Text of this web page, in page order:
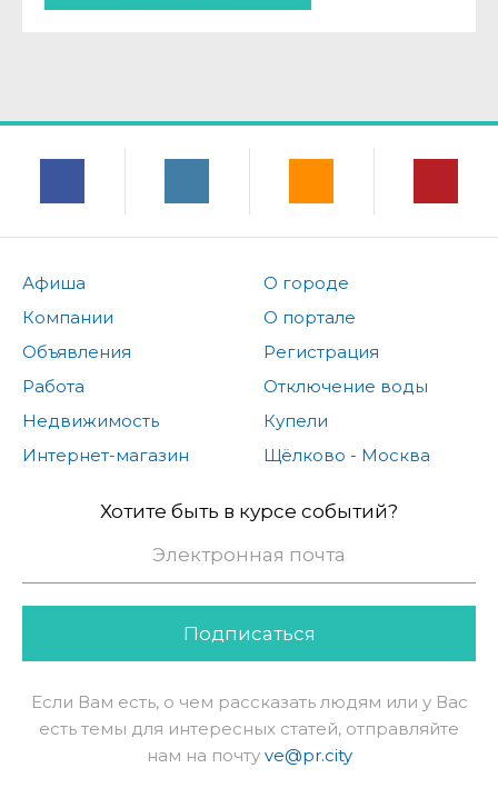
Афиша
Компании
Объявления
Работа
Недвижимость
Интернет-магазин
О городе
О портале
Регистрация
Отключение воды
Купели
Щёлково - Москва
Хотите быть в курсе событий?
Подписаться
Если Вам есть, о чем рассказать людям или у Вас
есть темы для интересных статей, отправляйте
нам на почту ve@pr.city